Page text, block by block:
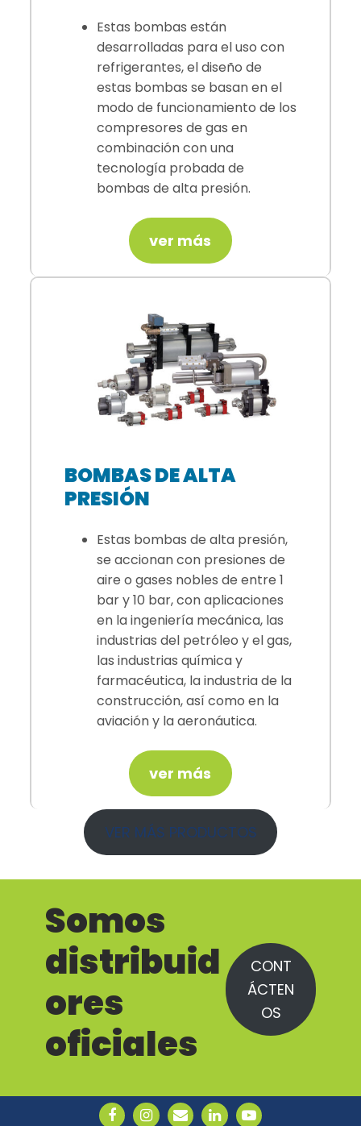
Estas bombas están
desarrolladas para el uso con
refrigerantes, el diseño de
estas bombas se basan en el
modo de funcionamiento de los
compresores de gas en
combinación con una
tecnología probada de
bombas de alta presión.
ver más
BOMBAS DE ALTA
PRESIÓN
Estas bombas de alta presión,
se accionan con presiones de
aire o gases nobles de entre 1
bar y 10 bar, con aplicaciones
en la ingeniería mecánica, las
industrias del petróleo y el gas,
las industrias química y
farmacéutica, la industria de la
construcción, así como en la
aviación y la aeronáutica.
ver más
VER MÁS PRODUCTOS
Somos
distribuid
ores
oficiales
CONT
ÁCTEN
OS